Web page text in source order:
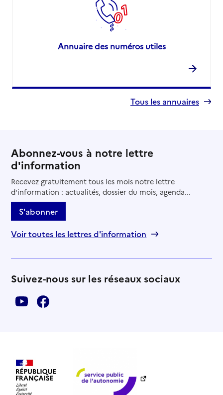
Annuaire des numéros utiles
Tous les annuaires
Abonnez-vous à notre lettre
d'information
Recevez gratuitement tous les mois notre lettre
d'information : actualités, dossier du mois, agenda...
S'abonner
Voir toutes les lettres d'information
Suivez-nous sur les réseaux sociaux